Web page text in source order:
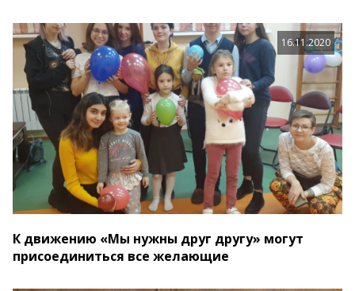
16.11.2020
К движению «Мы нужны друг другу» могут
присоединиться все желающие